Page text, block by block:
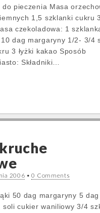
do pieczenia Masa
1,5 szklanki cukru
czekoladowa: 1
dag margaryny 1/2- 3/4
3 łyżki kakao Sposób
Składniki…
2006 •0 Comments
50 dag margaryny 5 dag
soli cukier waniliowy 3/4